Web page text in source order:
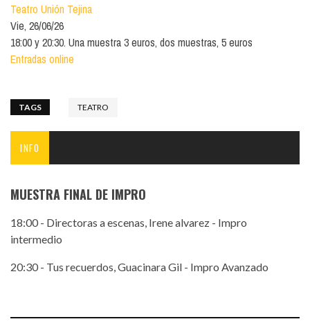
Teatro Unión Tejina
Vie, 26/06/26
18:00 y 20:30. Una muestra 3 euros, dos muestras, 5 euros
Entradas online
TAGS TEATRO
INFO
MUESTRA FINAL DE IMPRO
18:00 - Directoras a escenas, Irene alvarez - Impro
intermedio
20:30 - Tus recuerdos, Guacinara Gil - Impro Avanzado